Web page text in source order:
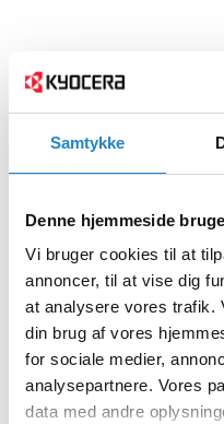
Samtykke
Denne hjemmeside
Vi bruger cookies til at
annoncer, til at vise dig
at analysere vores trafik.
din brug af vores
for sociale medier,
analysepartnere. Vores
data med andre